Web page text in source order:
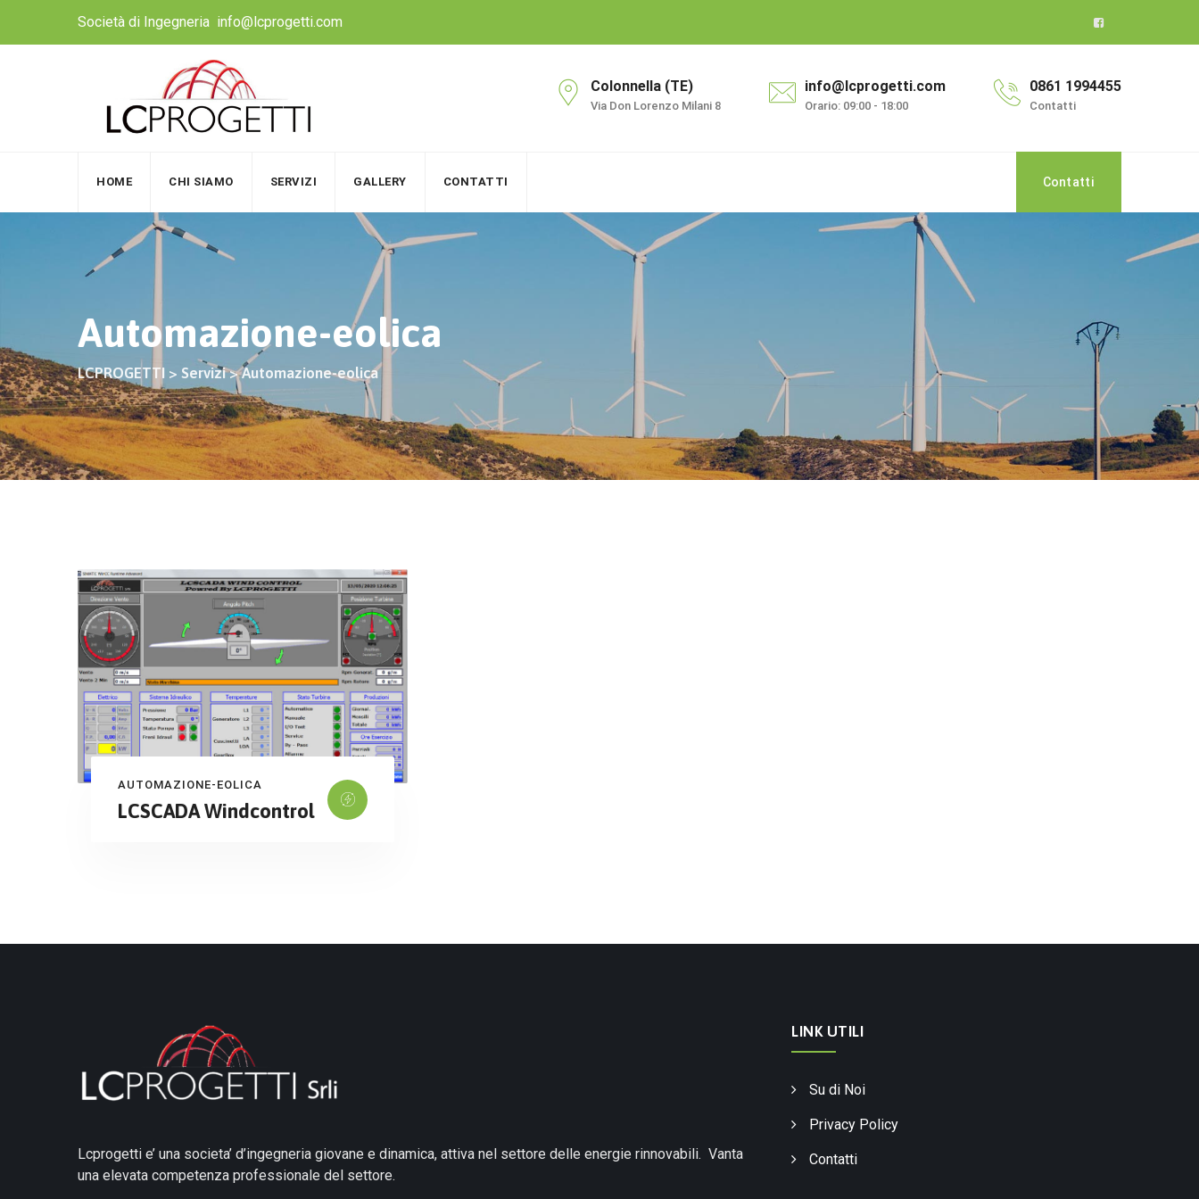
Società di Ingegneria info@lcprogetti.com
Colonnella (TE)
Via Don Lorenzo Milani 8
info@lcprogetti.com
Orario: 09:00 - 18:00
0861 1994455
Contatti
HOME CHI SIAMO SERVIZI GALLERY CONTATTI Contatti
Automazione-eolica
LCPROGETTI > Servizi>Automazione-eolica
AUTOMAZIONE-EOLICA
LCSCADA Windcontrol
Lcprogetti e’ una societa’ d’ingegneria giovane e dinamica, attiva nel settore delle energie rinnovabili. Vanta
una elevata competenza professionale del settore.
LINK UTILI
Su di Noi
Privacy Policy
Contatti